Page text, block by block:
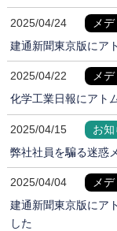
2025/04/24
メ
建通新聞東京版にア
2025/04/22
メ
化学工業日報にアト
2025/04/15
お
弊社社員を騙る迷惑
2025/04/04
メ
建通新聞東京版にア
した